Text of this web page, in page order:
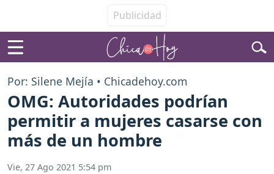
Por: Silene Mejía • Chicadehoy.com
OMG: Autoridades podrían
permitir a mujeres casarse con
más de un hombre
Vie, 27 Ago 2021 5:54 pm